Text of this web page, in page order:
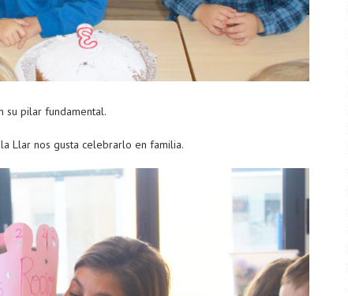
su pilar fundamental.
Llar nos gusta celebrarlo en familia.